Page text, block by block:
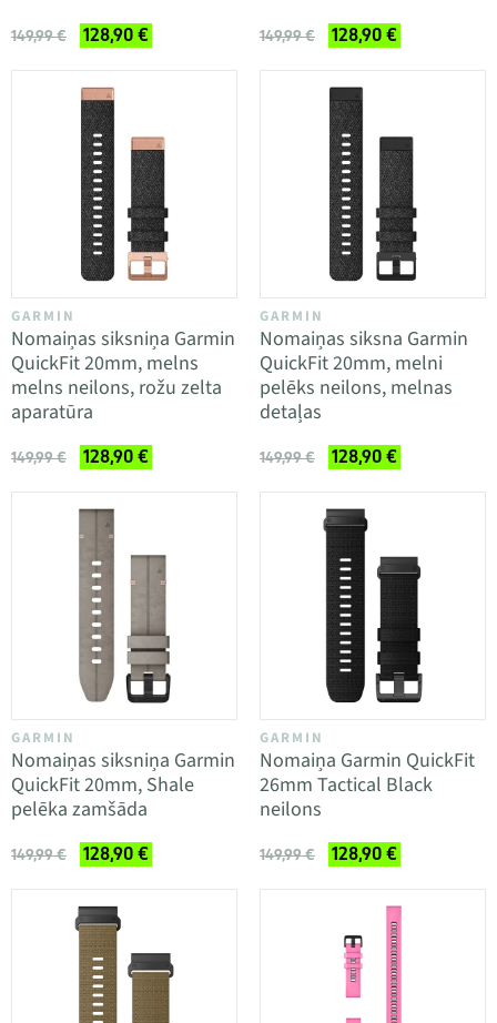
149,99 € 128,90 € 149,99 € 128,90 €
GARMIN
Nomaiņas siksniņa Garmin
QuickFit 20mm, melns
melns neilons, rožu zelta
aparatūra
149,99 € 128,90 €
GARMIN
Nomaiņas siksna Garmin
QuickFit 20mm, melni
pelēks neilons, melnas
detaļas
149,99 € 128,90 €
GARMIN
Nomaiņas siksniņa Garmin
QuickFit 20mm, Shale
pelēka zamšāda
149,99 € 128,90 €
GARMIN
Nomaiņa Garmin QuickFit
26mm Tactical Black
neilons
149,99 € 128,90 €